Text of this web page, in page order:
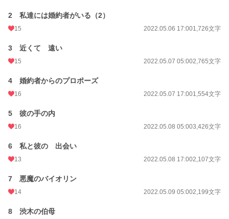
文字数
更新日時 2022.06.06 05:00
初回公開日時
初回完結日時 2022.06.06 05:06
週間ポイント
月間ポイント 1,371 pt (20,062 位)
累計ポイント 469,234 pt (10,986 位)
2 私達には婚約者がいる（2）
15 2022.05.06 17:001,726文字
3 近くて 遠い
15 2022.05.07 05:002,765文字
4 婚約者からのプロポーズ
16 2022.05.07 17:001,554文字
5 彼の手の内
16 2022.05.08 05:003,426文字
6 私と彼の 出会い
13 2022.05.08 17:002,107文字
7 悪魔のバイオリン
14 2022.05.09 05:002,199文字
8 渋木の伯母